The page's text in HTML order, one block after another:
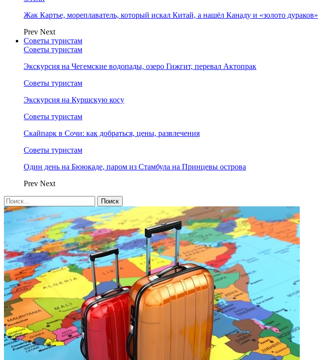
Жак Картье, мореплаватель, который искал Китай, а нашёл Канаду и «золото дураков»
Prev Next
Советы туристам
Советы туристам
Экскурсия на Чегемские водопады, озеро Гижгит, перевал Актопрак
Советы туристам
Экскурсия на Куршскую косу
Советы туристам
Скайпарк в Сочи: как добраться, цены, развлечения
Советы туристам
Один день на Бююкаде, паром из Стамбула на Принцевы острова
Prev Next